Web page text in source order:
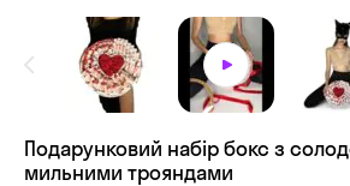
Подарунковий набір бокс з
мильними трояндами